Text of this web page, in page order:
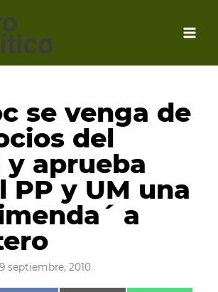
se venga de
del
y aprueba
PP y UM una
a
septiembre, 2010